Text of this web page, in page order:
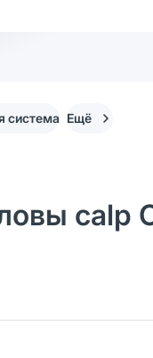
система Ещё
calp